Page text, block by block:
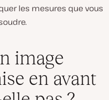
les mesures que vous
image
en avant